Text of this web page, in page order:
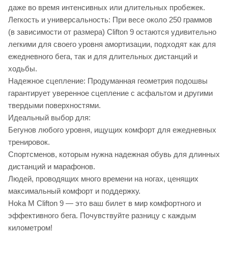
даже во время интенсивных или длительных пробежек.
Легкость и универсальность: При весе около 250 граммов
(в зависимости от размера) Clifton 9 остаются удивительно
легкими для своего уровня амортизации, подходят как для
ежедневного бега, так и для длительных дистанций и
ходьбы.
Надежное сцепление: Продуманная геометрия подошвы
гарантирует уверенное сцепление с асфальтом и другими
твердыми поверхностями.
Идеальный выбор для:
Бегунов любого уровня, ищущих комфорт для ежедневных
тренировок.
Спортсменов, которым нужна надежная обувь для длинных
дистанций и марафонов.
Людей, проводящих много времени на ногах, ценящих
максимальный комфорт и поддержку.
Hoka M Clifton 9 — это ваш билет в мир комфортного и
эффективного бега. Почувствуйте разницу с каждым
километром!